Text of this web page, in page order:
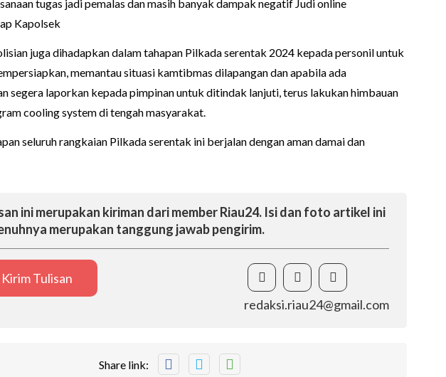
tugas jadi pemalas dan masih banyak dampak negatif Judi online
Kapolsek
juga dihadapkan dalam tahapan Pilkada serentak 2024 kepada personil untuk
memantau situasi kamtibmas dilapangan dan apabila ada
segera laporkan kepada pimpinan untuk ditindak lanjuti, terus lakukan himbauan
cooling system di tengah masyarakat.
seluruh rangkaian Pilkada serentak ini berjalan dengan aman damai dan
ini merupakan kiriman dari member Riau24. Isi dan foto artikel ini
merupakan tanggung jawab pengirim.
Kirim Tulisan
redaksi.riau24@gmail.com
Share link: